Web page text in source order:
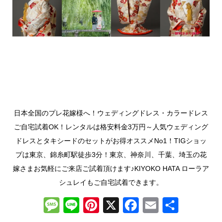
日本全国のプレ花嫁様へ！ウェディングドレス・カラードレス
ご自宅試着OK！レンタルは格安料金3万円～人気ウェディング
ドレスとタキシードのセットがお得オススメNo1！TIGショッ
プは東京、錦糸町駅徒歩3分！東京、神奈川、千葉、埼玉の花
嫁さまお気軽にご来店ご試着頂けます♪KIYOKO HATA ローラア
シュレイもご自宅試着できます。
M
Li
Pi
X
F
E